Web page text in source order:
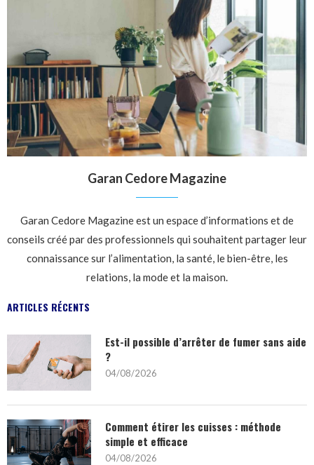
Garan Cedore Magazine
Garan Cedore Magazine est un espace d’informations et de
conseils créé par des professionnels qui souhaitent partager leur
connaissance sur l’alimentation, la santé, le bien-être, les
relations, la mode et la maison.
ARTICLES RÉCENTS
Est-il possible d’arrêter de fumer sans aide
?
04/08/2026
Comment étirer les cuisses : méthode
simple et efficace
04/08/2026